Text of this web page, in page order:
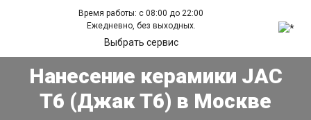
Время работы: с 08:00 до 22:00
Ежедневно, без выходных.
Выбрать сервис
Нанесение керамики JAC
T6 (Джак Т6) в Москве